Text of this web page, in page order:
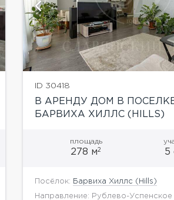
ID 30418
В АРЕНДУ ДОМ В
БАРВИХА ХИЛЛС (HILLS)
площадь
278 м2 5
Посёлок: Барвиха Хиллс (Hills)
Направление: Рублево-Успенское
показать ещё 14